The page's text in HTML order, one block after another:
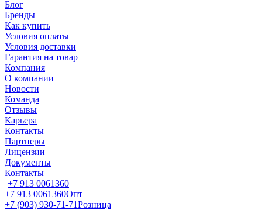
Блог
Бренды
Как купить
Условия оплаты
Условия доставки
Гарантия на товар
Компания
О компании
Новости
Команда
Отзывы
Карьера
Контакты
Партнеры
Лицензии
Документы
Контакты
+7 913 0061360
+7 913 0061360Опт
+7 (903) 930-71-71Розница